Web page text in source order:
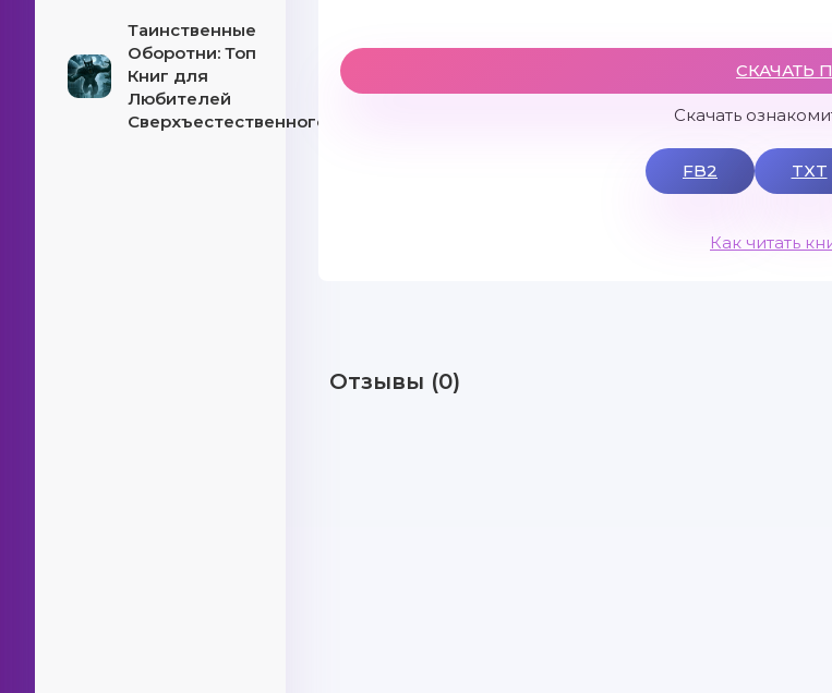
Таинственные
Оборотни: Топ
Книг для
Любителей
Сверхъестественного!
СКАЧАТЬ
Скачать
FB2 TXT
Как читать
Отзывы (0)